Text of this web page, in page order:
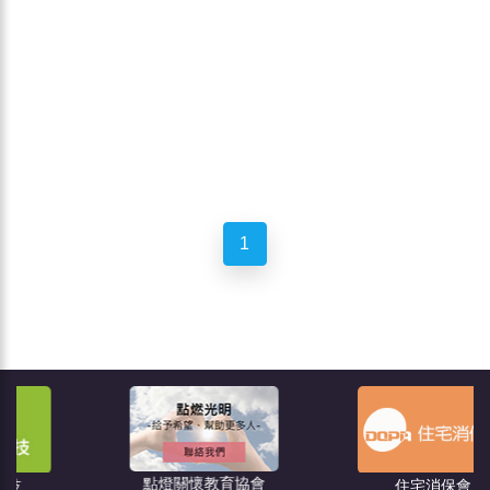
1
點燈關懷教育協會 住宅消保會